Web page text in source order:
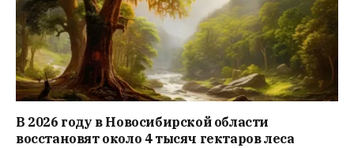
В 2026 году в Новосибирской области
восстановят около 4 тысяч гектаров леса